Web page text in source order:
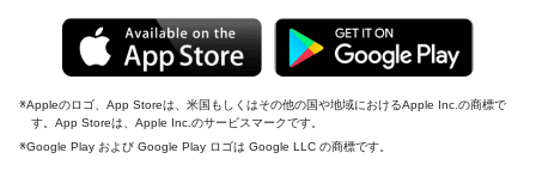
Appleのロゴ、App Storeは、米国もしくはその他の国や地域におけるApple Inc.の商標で
す。App Storeは、Apple Inc.のサービスマークです。
Google Play および Google Play ロゴは Google LLC の商標です。